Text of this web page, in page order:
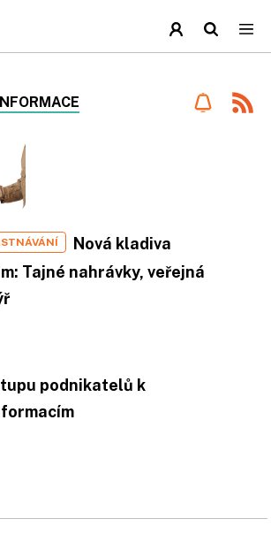
Nová kladiva
Tajné nahrávky, veřejná
podnikatelů k